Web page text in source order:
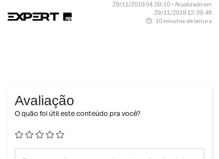
29/11/2019 04:50:10 • Atualizado em
29/11/2019 12:39:48
10 minutos de leitura
Avaliação
O quão foi útil este conteúdo pra você?